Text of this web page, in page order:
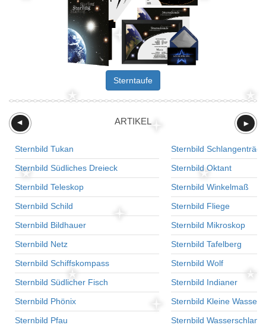
Sterntaufe
ARTIKEL ►
►
Sternbild Tukan
Sternbild Südliches Dreieck
Sternbild Teleskop
Sternbild Schild
Sternbild Bildhauer
Sternbild Netz
Sternbild Schiffskompass
Sternbild Südlicher Fisch
Sternbild Phönix
Sternbild Pfau
Sternbild
Sternbild Oktant
Sternbild Winkelmaß
Sternbild Fliege
Sternbild Mikroskop
Sternbild Tafelberg
Sternbild Wolf
Sternbild Indianer
Sternbild Kleine
Sternbild